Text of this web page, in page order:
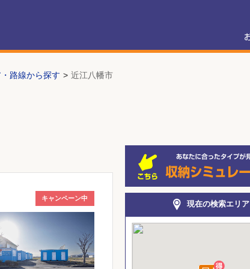
路線から探す 近江八幡市
キャンペーン中
現在の検索エリア